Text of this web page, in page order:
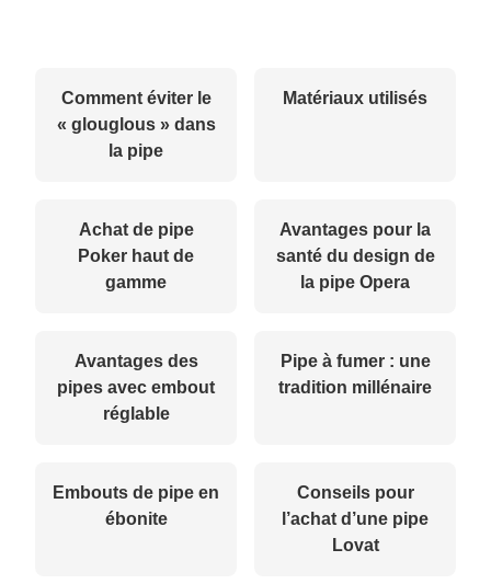
Comment éviter le
« glouglous » dans
la pipe
Matériaux utilisés
Achat de pipe
Poker haut de
gamme
Avantages pour la
santé du design de
la pipe Opera
Avantages des
pipes avec embout
réglable
Pipe à fumer : une
tradition millénaire
Embouts de pipe en
ébonite
Conseils pour
l’achat d’une pipe
Lovat